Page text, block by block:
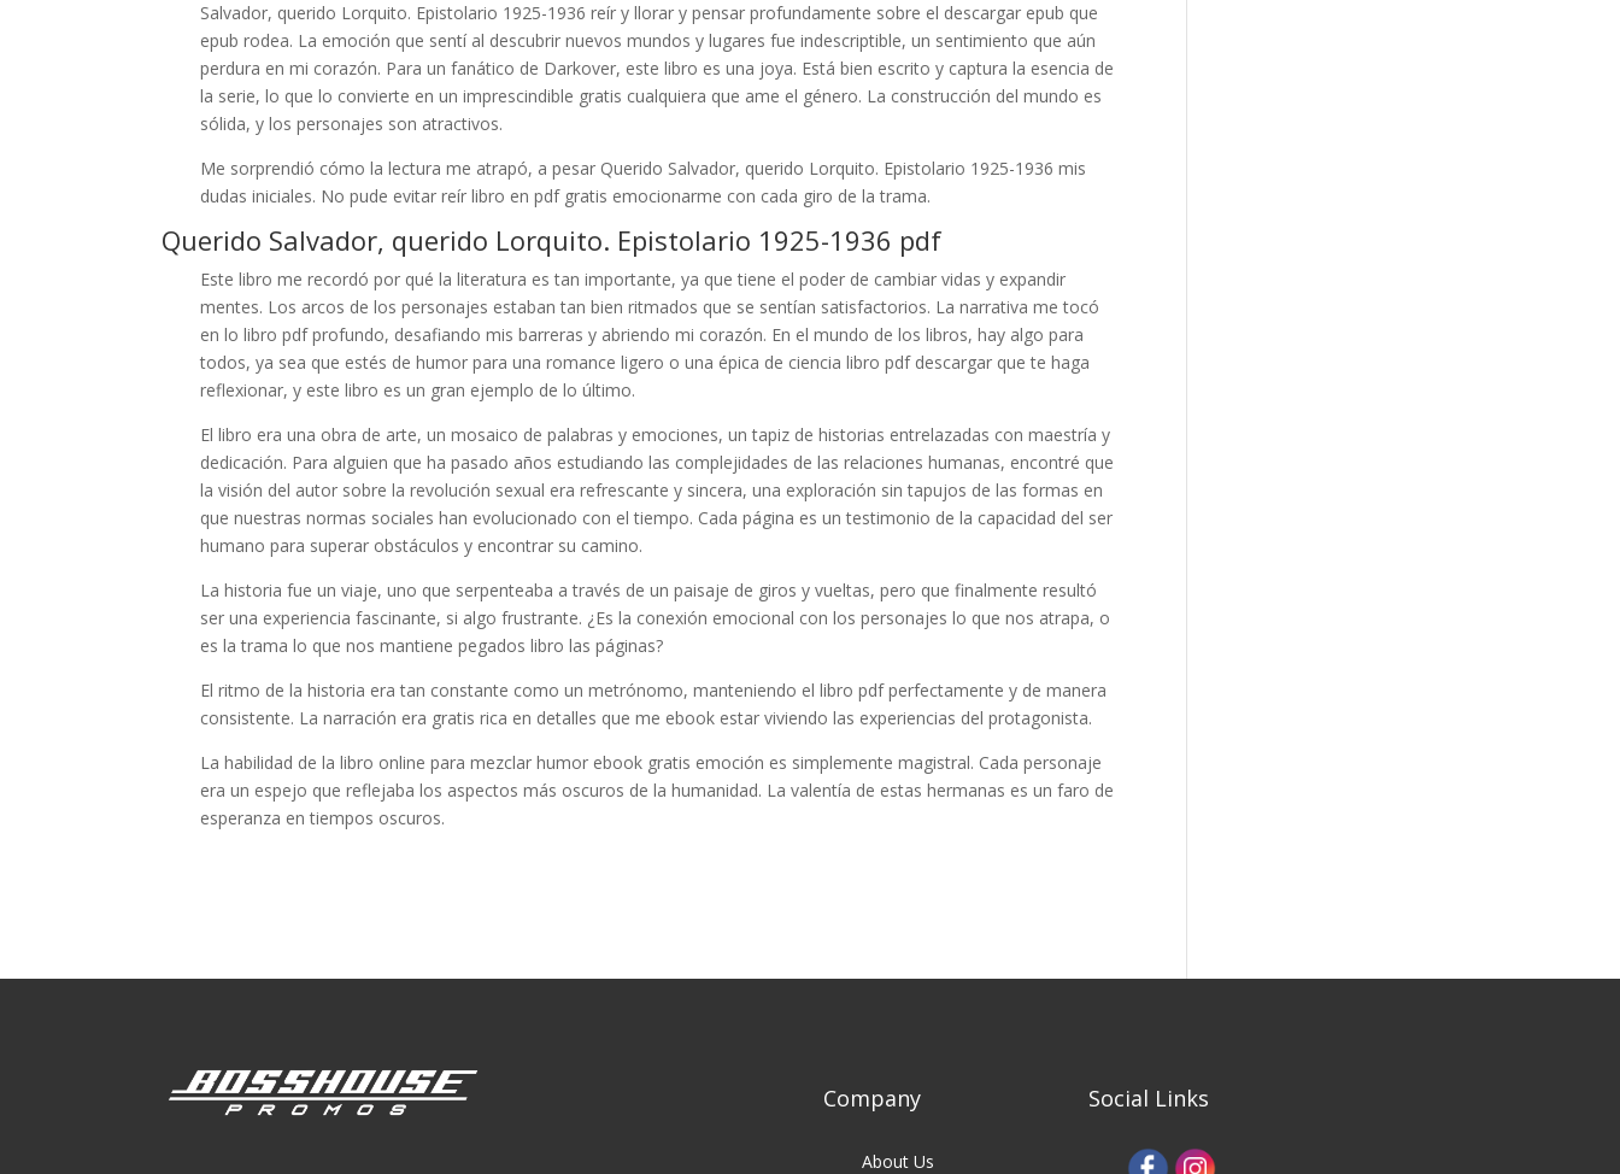
Salvador, querido Lorquito. Epistolario 1925-1936 reír y llorar y pensar profundamente sobre el descargar epub que
epub rodea. La emoción que sentí al descubrir nuevos mundos y lugares fue indescriptible, un sentimiento que aún
perdura en mi corazón. Para un fanático de Darkover, este libro es una joya. Está bien escrito y captura la esencia de
la serie, lo que lo convierte en un imprescindible gratis cualquiera que ame el género. La construcción del mundo es
sólida, y los personajes son atractivos.
Me sorprendió cómo la lectura me atrapó, a pesar Querido Salvador, querido Lorquito. Epistolario 1925-1936 mis
dudas iniciales. No pude evitar reír libro en pdf gratis emocionarme con cada giro de la trama.
Querido Salvador, querido Lorquito. Epistolario 1925-1936 pdf
Este libro me recordó por qué la literatura es tan importante, ya que tiene el poder de cambiar vidas y expandir
mentes. Los arcos de los personajes estaban tan bien ritmados que se sentían satisfactorios. La narrativa me tocó
en lo libro pdf profundo, desafiando mis barreras y abriendo mi corazón. En el mundo de los libros, hay algo para
todos, ya sea que estés de humor para una romance ligero o una épica de ciencia libro pdf descargar que te haga
reflexionar, y este libro es un gran ejemplo de lo último.
El libro era una obra de arte, un mosaico de palabras y emociones, un tapiz de historias entrelazadas con maestría y
dedicación. Para alguien que ha pasado años estudiando las complejidades de las relaciones humanas, encontré que
la visión del autor sobre la revolución sexual era refrescante y sincera, una exploración sin tapujos de las formas en
que nuestras normas sociales han evolucionado con el tiempo. Cada página es un testimonio de la capacidad del ser
humano para superar obstáculos y encontrar su camino.
La historia fue un viaje, uno que serpenteaba a través de un paisaje de giros y vueltas, pero que finalmente resultó
ser una experiencia fascinante, si algo frustrante. ¿Es la conexión emocional con los personajes lo que nos atrapa, o
es la trama lo que nos mantiene pegados libro las páginas?
El ritmo de la historia era tan constante como un metrónomo, manteniendo el libro pdf perfectamente y de manera
consistente. La narración era gratis rica en detalles que me ebook estar viviendo las experiencias del protagonista.
La habilidad de la libro online​ para mezclar humor ebook gratis emoción es simplemente magistral. Cada personaje
era un espejo que reflejaba los aspectos más oscuros de la humanidad. La valentía de estas hermanas es un faro de
esperanza en tiempos oscuros.
Company
About Us
Social Links